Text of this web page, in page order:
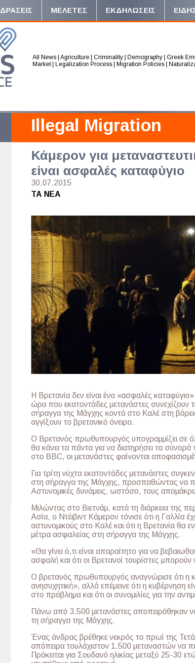
ΔΡΑΣΕΙΣ ΜΕΛΕΤΕΣ ΕΚΔΗΛΩΣΕΙΣ
All News| Agriculture| Criminality| Demography| Greek
Market| Legalization Process| Migration Policies|
Illegal Migration
Κάμερον για
είναι ασφαλές καταφύγιο
30.07.2015
ΤΑ ΝΕΑ
Η Βρετανία δεν είναι ένα «ασφαλές καταφύγιο»
ώρα που εκατοντάδες μετανάστες συνεχίζουν
σήραγγα της Μάγχης κοντά στο Καλέ στη
αγγίξουν το βρετανικό όνειρο.
Ο Βρετανός πρωθυπουργός υπογραμμίζει σε
θα κάνει τα πάντα για να διατηρήσει τα
στο BBC, οι μετανάστες φαίνονται
Για τρίτη νύχτα εκατοντάδες μετανάστες
στη σήραγγα της Μάγχης, προσπαθώντας να
Αστυνομικές δυνάμεις, ωστόσο, τους
Μιλώντας στο Βιετνάμ, κατά τη διάρκεια της
Ασία, ο Ντέιβιντ Κάμερον τόνισε ότι η Γαλλία
αστυνομικούς στο Καλέ και ότι η Βρετανία θα
μέτρα ασφαλείας στη σήραγγα της Μάγχης.
«Θα γίνει ό,τι είναι απαραίτητο για να
ασφαλή και ότι οι Βρετανοί τουρίστες
O βρετανός πρωθυπουργός αναγνώρισε ότι η
ανησυχητική», αλλά επέμεινε ότι η κυβέρνηση
στο πρόβλημα και ότι οι συνομιλίες για την
Πάνω από 3.500 μετανάστες αποπειράθηκαν
τη σήραγγα της Μάγχης.
Ένας άνδρας βρέθηκε νεκρός το πρωί της
απόπειρα τουλάχιστον 1.500 μεταναστών να
Πρόκειται για Σουδανό ηλικίας μεταξύ 25-30